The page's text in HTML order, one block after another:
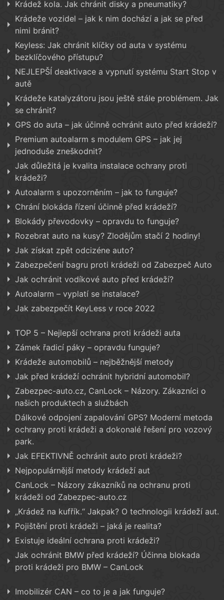
Krádež kola. Jak chránit disky a pneumatiky?
Krádeže vozidel – jak k nim dochází a jak se před
nimi bránit?
Keyless: Jak chránit klíčky od auta v systému
bezklíčového přístupu?
NEJLEPŠÍ deaktivace a vypnutí systému Start Stop v
autě
Krádeže katalyzátoru jsou ještě stále problémem. Jak
se chránit?
GPS do auta – jak účinně ochránit auto před krádeží?
Premium autoalarm s modulem GPS – jak jej
jednoduše zneškodnit?
Jak důležitá je kvalita instalace ochrany proti
krádeži?
Autoalarm s upozorněním – jak to funguje?
Chrání blokáda řízení účinně před krádeží?
Blokády převodovky – opravdu to funguje?
Rozebrat auto na kusy? Zlodějům stačí 2 hodiny!
Jak získat zpět odcizéne auto?
Zabezpečení bagru proti krádeži od Zabezpeč Auto
Jak ochránit vodíkové auto před krádeží?
Autoalarm – vyplatí se instalace?
Jak zabezpečít KeyLess v roce 2022
TOP 5 – Nejlepší ochrana proti krádeži auta
Zámek řadicí páky – opravdu funguje?
Krádeže automobilů – nejběžnější metody
Jak před krádeží ochránit hybridní automobil?
Zabezpec-auto.cz, CanLock – Názory. Zákazníci o
našich produktech a službách
Dálkové odpojení zapalování GPS? Moderní metoda
ochrany proti krádeži a dokonalé řešení pro vozový
park.
Jak EFEKTIVNĚ ochránit auto proti krádeži?
Nejpopulárnější metody krádeží aut
CanLock – Názory zákazníků na ochranu proti
krádeži od Zabezpec-auto.cz
„Krádež na kufřík.“ Jakpak? O technologii krádeží aut.
Pojištění proti krádeži – jaká je realita?
Existuje ideální ochrana proti krádeži?
Jak ochránit BMW před krádeží? Účinna blokada
proti krádeži pro BMW – CanLock
Imobilizér CAN – co to je a jak funguje?